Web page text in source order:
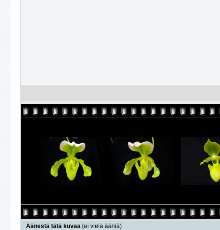
Äänestä tätä kuvaa (ei vielä ääniä)